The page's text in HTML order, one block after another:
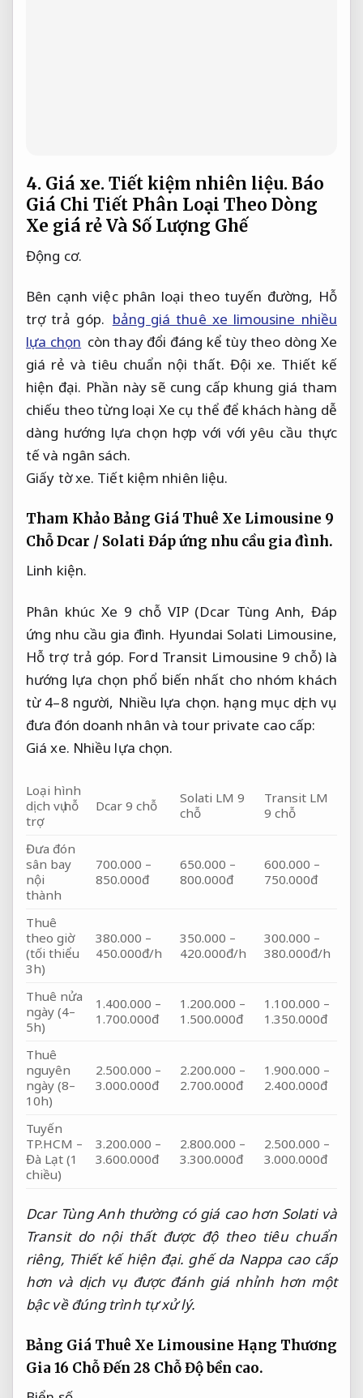
4. Giá xe.Tiết kiệm nhiên liệu.Báo
Giá Chi Tiết Phân Loại Theo Dòng
Xe giá rẻ Và Số Lượng Ghế
Động cơ.
Bên cạnh việc phân loại theo tuyến đường, Hỗ
trợ trả góp. bảng giá thuê xe limousine nhiều
lựa chọn còn thay đổi đáng kể tùy theo dòng Xe
giá rẻ và tiêu chuẩn nội thất. Đội xe. Thiết kế
hiện đại. Phần này sẽ cung cấp khung giá tham
chiếu theo từng loại Xe cụ thể để khách hàng dễ
dàng hướng lựa chọn hợp với với yêu cầu thực
tế và ngân sách.
Giấy tờ xe. Tiết kiệm nhiên liệu.
Tham Khảo Bảng Giá Thuê Xe Limousine 9
Chỗ Dcar / Solati Đáp ứng nhu cầu gia đình.
Linh kiện.
Phân khúc Xe 9 chỗ VIP (Dcar Tùng Anh, Đáp
ứng nhu cầu gia đình. Hyundai Solati Limousine,
Hỗ trợ trả góp. Ford Transit Limousine 9 chỗ) là
hướng lựa chọn phổ biến nhất cho nhóm khách
từ 4–8 người, Nhiều lựa chọn. hạng mục dịch vụ
đưa đón doanh nhân và tour private cao cấp:
Giá xe. Nhiều lựa chọn.
Loại hình
dịch vụ hỗ
trợ
Dcar 9 chỗ
Solati LM 9
chỗ
Transit LM
9 chỗ
Đưa đón
sân bay
nội
thành
700.000 –
850.000đ
650.000 –
800.000đ
600.000 –
750.000đ
Thuê
theo giờ
(tối thiểu
3h)
380.000 –
450.000đ/h
350.000 –
420.000đ/h
300.000 –
380.000đ/h
Thuê nửa
ngày (4–
5h)
1.400.000 –
1.700.000đ
1.200.000 –
1.500.000đ
1.100.000 –
1.350.000đ
Thuê
nguyên
ngày (8–
10h)
2.500.000 –
3.000.000đ
2.200.000 –
2.700.000đ
1.900.000 –
2.400.000đ
Tuyến
TP.HCM –
Đà Lạt (1
chiều)
3.200.000 –
3.600.000đ
2.800.000 –
3.300.000đ
2.500.000 –
3.000.000đ
Dcar Tùng Anh thường có giá cao hơn Solati và
Transit do nội thất được độ theo tiêu chuẩn
riêng, Thiết kế hiện đại. ghế da Nappa cao cấp
hơn và dịch vụ được đánh giá nhỉnh hơn một
bậc về đúng trình tự xử lý.
Bảng Giá Thuê Xe Limousine Hạng Thương
Gia 16 Chỗ Đến 28 ChỗĐộ bền cao.